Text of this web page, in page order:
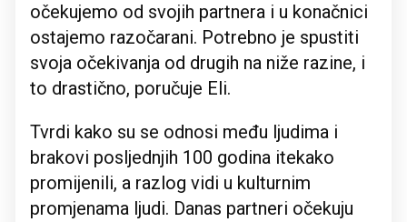
očekujemo od svojih partnera i u konačnici
ostajemo razočarani. Potrebno je spustiti
svoja očekivanja od drugih na niže razine, i
to drastično, poručuje Eli.
Tvrdi kako su se odnosi među ljudima i
brakovi posljednjih 100 godina itekako
promijenili, a razlog vidi u kulturnim
promjenama ljudi. Danas partneri očekuju